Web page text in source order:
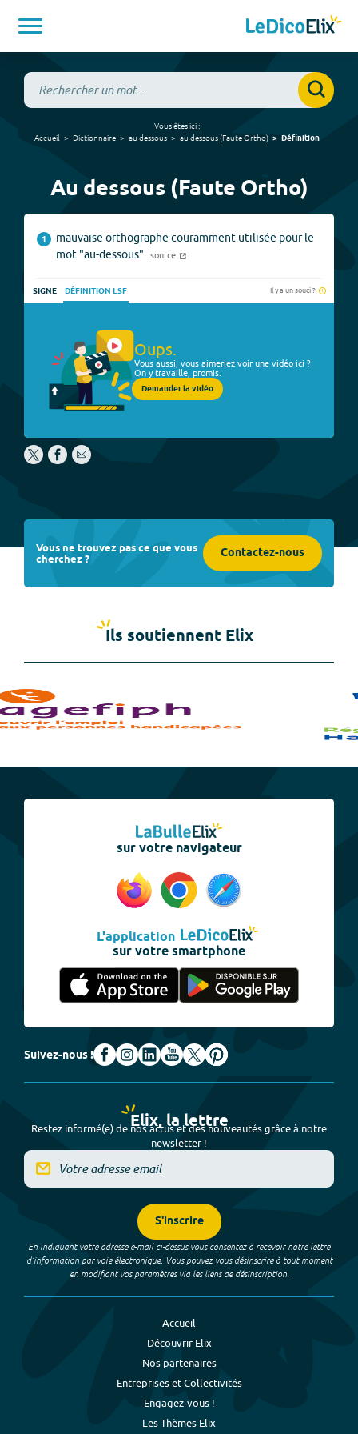
Vous êtes ici :
Accueil
Dictionnaire au dessous au dessous(Faute Ortho) Définition
Au dessous (Faute Ortho)
1
mauvaise orthographe couramment utilisée pour le
mot "au-dessous"
source
SIGNE DÉFINITION LSF Il y a un souci ?
Oups.
Vous aussi, vous aimeriez voir une vidéo ici ?
On y travaille, promis.
Demander la vidéo
Vous ne trouvez pas ce que vous
cherchez ? Contactez-nous
Ils soutiennent Elix
sur votre navigateur
L'application
sur votre smartphone
Suivez-nous !
Elix, la lettre
Restez informé(e) de nos actus et des nouveautés grâce à notre
newsletter !
S'inscrire
En indiquant votre adresse e-mail ci-dessus vous consentez à recevoir notre lettre
d’information par voie électronique. Vous pouvez vous désinscrire à tout moment
en modifiant vos paramètres via les liens de désinscription.
Accueil
Découvrir Elix
Nos partenaires
Entreprises et Collectivités
Engagez-vous !
Les Thèmes Elix